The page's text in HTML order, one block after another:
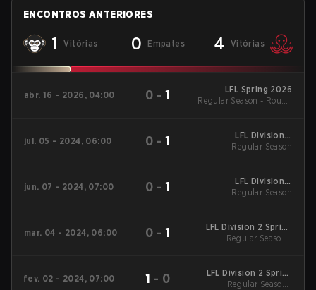
ENCONTROS ANTERIORES
1 Vitórias 0 Empates 4 Vitórias
abr. 16 - 2026, 04:00 0 -1
LFL Spring 2026
Regular Season - Round
jul. 05 - 2024, 06:00 0 -1
LFL Division 2
Summer 2024
Regular Season
jun. 07 - 2024, 07:00 0 -1
LFL Division 2
Summer 2024
Regular Season
mar. 04 - 2024, 06:00 0 -1
LFL Division 2 Spring
2024 Regular Season
Regular Season -
fev. 02 - 2024, 07:00 1 - 0
LFL Division 2 Spring
2024 Regular Season
Regular Season -